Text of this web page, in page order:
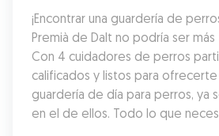
¡Encontrar una guardería de
Premià de Dalt no podría ser
Con 4 cuidadores de perros
calificados y listos para
guardería de día para perros, ya
en el de ellos. Todo lo que